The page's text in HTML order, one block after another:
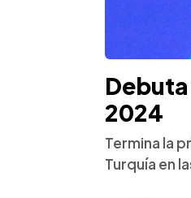
2024
Termina la
Turquía en